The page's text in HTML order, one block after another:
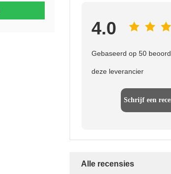
4.0
Gebaseerd op 50
deze leverancier
Schrijf een
Alle recensies